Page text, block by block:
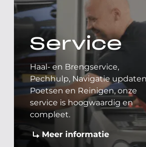
Service
Haal- en Brengservice,
Pechhulp, Navigatie
Poetsen en Reinigen, onze
service is hoogwaardig en
compleet.
Meer informatie